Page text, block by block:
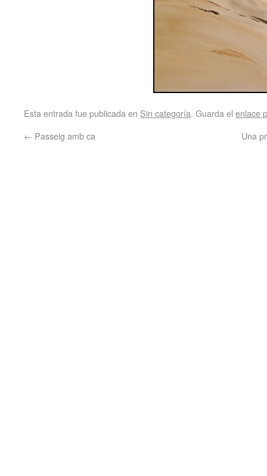
Esta entrada fue publicada en Sin categoría. Guarda el enlace
← Passeig amb ca Una